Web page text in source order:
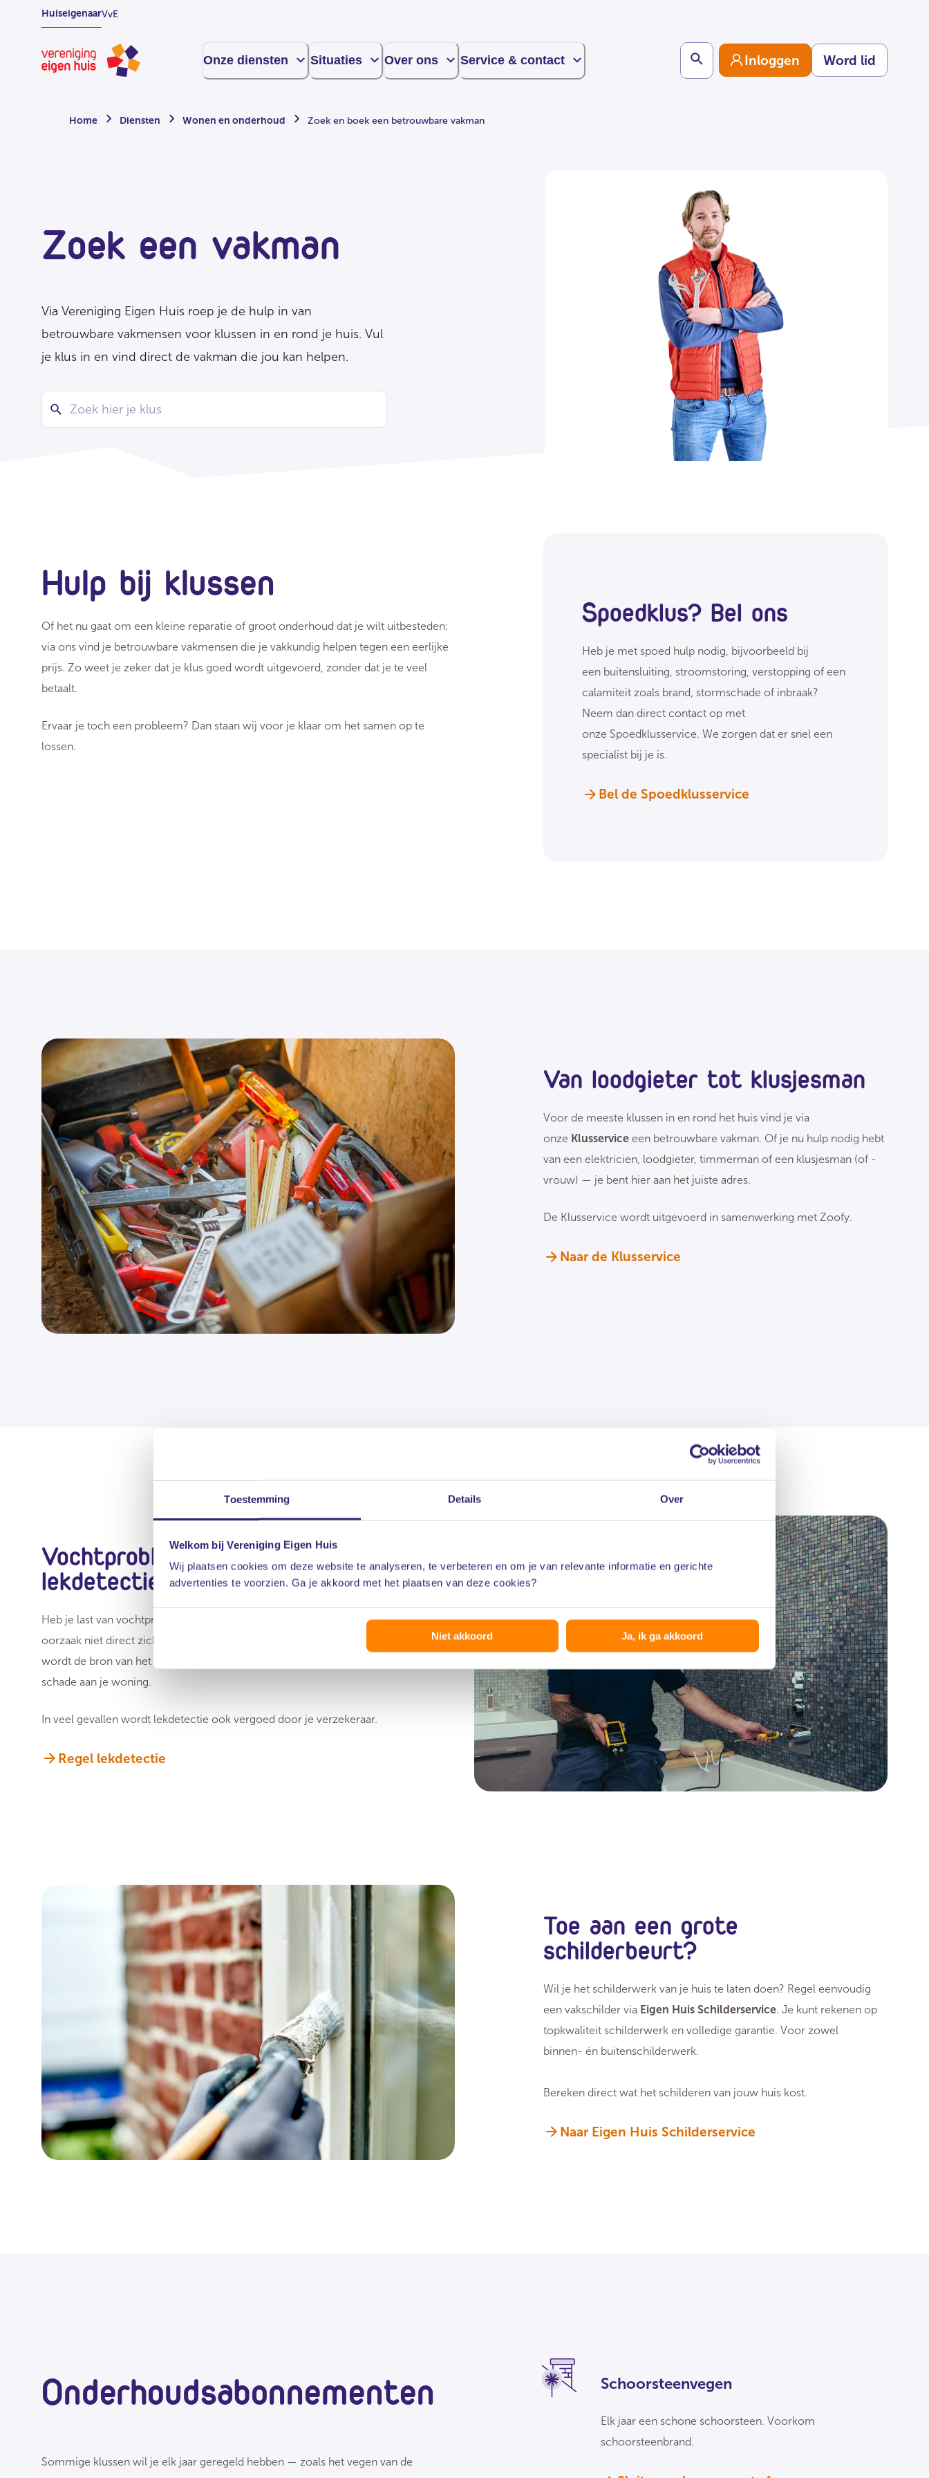
Toestemming Details Over
Welkom bij Vereniging Eigen Huis
Wij plaatsen cookies om deze website te analyseren, te verbeteren en om je van relevante informatie en gerichte
advertenties te voorzien. Ga je akkoord met het plaatsen van deze cookies?
Niet akkoord Ja, ik ga akkoord
OverslaanHuiseigenaarVvE
Homepage
Onze diensten Situaties Over ons Service & contact Search Inloggen Word lid
Home Diensten Wonen en onderhoud Zoek en boek een betrouwbare vakman
Zoek een vakman
Via Vereniging Eigen Huis roep je de hulp in van
betrouwbare vakmensen voor klussen in en rond je huis. Vul
je klus in en vind direct de vakman die jou kan helpen.
Hulp bij klussen
Of het nu gaat om een kleine reparatie of groot onderhoud dat je wilt uitbesteden:
via ons vind je betrouwbare vakmensen die je vakkundig helpen tegen een eerlijke
prijs. Zo weet je zeker dat je klus goed wordt uitgevoerd, zonder dat je te veel
betaalt.
Ervaar je toch een probleem? Dan staan wij voor je klaar om het samen op te
lossen.
Spoedklus? Bel ons
Heb je met spoed hulp nodig, bijvoorbeeld bij
een buitensluiting, stroomstoring, verstopping of een
calamiteit zoals brand, stormschade of inbraak?
Neem dan direct contact op met
onze Spoedklusservice. We zorgen dat er snel een
specialist bij je is.
Bel de Spoedklusservice
Van loodgieter tot klusjesman
Voor de meeste klussen in en rond het huis vind je via
onze Klusserviceeen betrouwbare vakman. Of je nu hulp nodig hebt
van een elektricien, loodgieter, timmerman of een klusjesman (of -
vrouw) — je bent hier aan het juiste adres.
De Klusservice wordt uitgevoerd in samenwerking met Zoofy.
Naar de Klusservice
Vochtproblemen? Kies voor
lekdetectie
Heb je last van vochtproblemen of lekkage in huis, maar is de
oorzaak niet direct zichtbaar? Kies dan voor
wordt de bron van het probleem opgespoord zonder onnodige
schade aan je woning.
In veel gevallen wordt lekdetectie ook vergoed door je verzekeraar.
Regel lekdetectie
Toe aan een grote
schilderbeurt?
Wil je het schilderwerk van je huis te laten doen? Regel eenvoudig
een vakschilder via Eigen Huis Schilderservice. Je kunt rekenen op
topkwaliteit schilderwerk en volledige garantie. Voor zowel
binnen- én buitenschilderwerk.
Bereken direct wat het schilderen van jouw huis kost.
Naar Eigen Huis Schilderservice
Onderhoudsabonnementen
Sommige klussen wil je elk jaar geregeld hebben — zoals het vegen van de
Schoorsteenvegen
Elk jaar een schone schoorsteen. Voorkom
schoorsteenbrand.